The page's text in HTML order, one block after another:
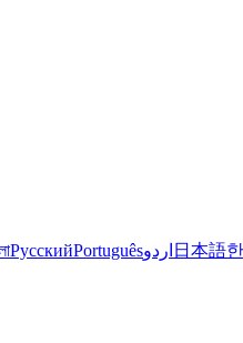
РусскийPortuguêsاردو 日本語